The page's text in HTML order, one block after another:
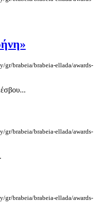
gr/brabeia/brabeia-ellada/awards-
gr/brabeia/brabeia-ellada/awards-
gr/brabeia/brabeia-ellada/awards-